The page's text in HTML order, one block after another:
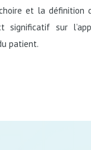
et la définition
significatif sur
patient.